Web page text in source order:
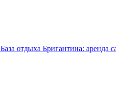
База отдыха Бригантина: аренда